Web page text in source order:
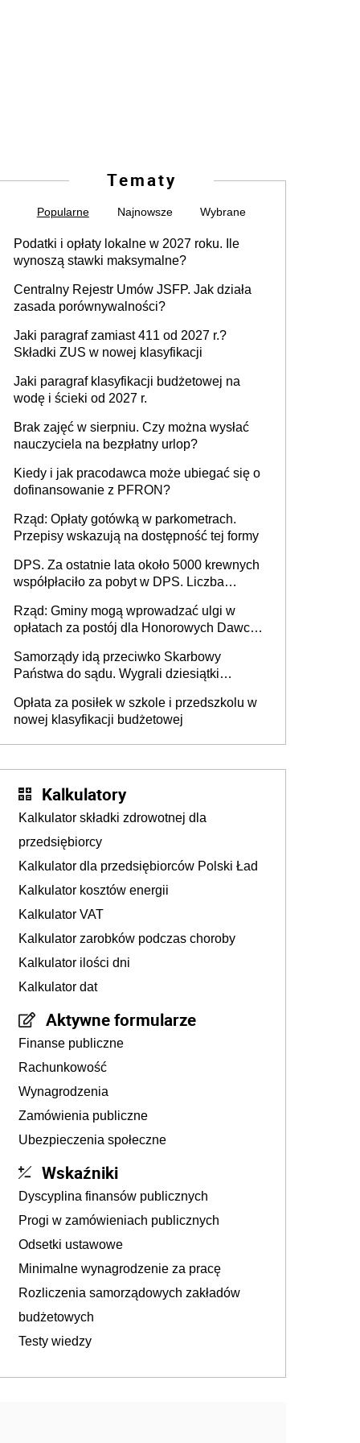
Tematy
Popularne Najnowsze Wybrane
Podatki i opłaty lokalne w 2027 roku. Ile
wynoszą stawki maksymalne?
Centralny Rejestr Umów JSFP. Jak działa
zasada porównywalności?
Jaki paragraf zamiast 411 od 2027 r.?
Składki ZUS w nowej klasyfikacji
Jaki paragraf klasyfikacji budżetowej na
wodę i ścieki od 2027 r.
Brak zajęć w sierpniu. Czy można wysłać
nauczyciela na bezpłatny urlop?
Kiedy i jak pracodawca może ubiegać się o
dofinansowanie z PFRON?
Rząd: Opłaty gotówką w parkometrach.
Przepisy wskazują na dostępność tej formy
DPS. Za ostatnie lata około 5000 krewnych
współpłaciło za pobyt w DPS. Liczba
Rząd: Gminy mogą wprowadzać ulgi w
opłatach za postój dla Honorowych Dawców
Samorządy idą przeciwko Skarbowy
Państwa do sądu. Wygrali dziesiątki
Opłata za posiłek w szkole i przedszkolu w
nowej klasyfikacji budżetowej
Kalkulatory
Kalkulator składki zdrowotnej dla
przedsiębiorcy
Kalkulator dla przedsiębiorców Polski Ład
Kalkulator kosztów energii
Kalkulator VAT
Kalkulator zarobków podczas choroby
Kalkulator ilości dni
Kalkulator dat
Aktywne formularze
Finanse publiczne
Rachunkowość
Wynagrodzenia
Zamówienia publiczne
Ubezpieczenia społeczne
Wskaźniki
Dyscyplina finansów publicznych
Progi w zamówieniach publicznych
Odsetki ustawowe
Minimalne wynagrodzenie za pracę
Rozliczenia samorządowych zakładów
budżetowych
Testy wiedzy